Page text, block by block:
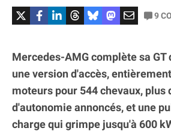
9
Mercedes-AMG complète sa
une version d'accès,
moteurs pour 544 chevaux,
d'autonomie annoncés, et une
charge qui grimpe jusqu'à 600